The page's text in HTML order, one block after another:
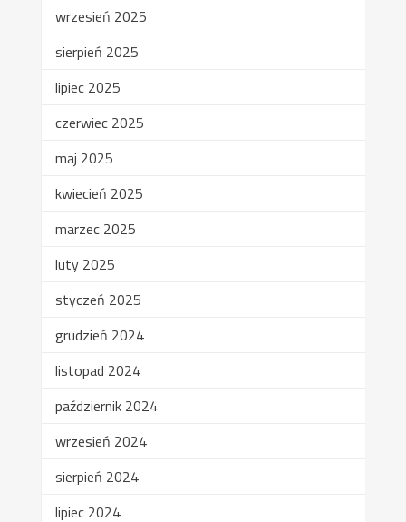
wrzesień 2025
sierpień 2025
lipiec 2025
czerwiec 2025
maj 2025
kwiecień 2025
marzec 2025
luty 2025
styczeń 2025
grudzień 2024
listopad 2024
październik 2024
wrzesień 2024
sierpień 2024
lipiec 2024